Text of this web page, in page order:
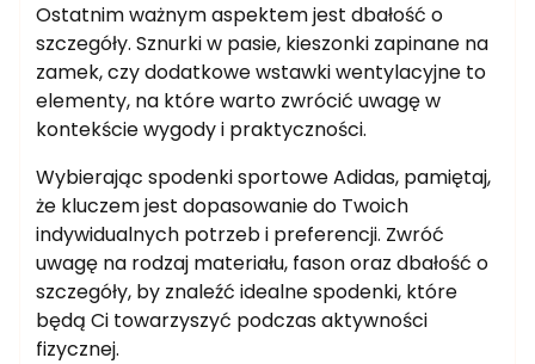
Ostatnim ważnym aspektem jest dbałość o
szczegóły. Sznurki w pasie, kieszonki zapinane na
zamek, czy dodatkowe wstawki wentylacyjne to
elementy, na które warto zwrócić uwagę w
kontekście wygody i praktyczności.
Wybierając spodenki sportowe Adidas, pamiętaj,
że kluczem jest dopasowanie do Twoich
indywidualnych potrzeb i preferencji. Zwróć
uwagę na rodzaj materiału, fason oraz dbałość o
szczegóły, by znaleźć idealne spodenki, które
będą Ci towarzyszyć podczas aktywności
fizycznej.